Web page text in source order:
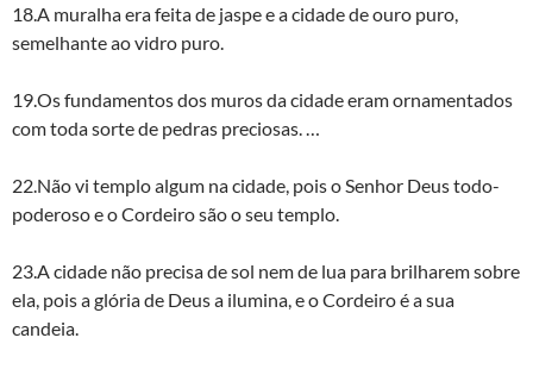
18.A muralha era feita de jaspe e a cidade de ouro puro,
semelhante ao vidro puro.
19.Os fundamentos dos muros da cidade eram ornamentados
com toda sorte de pedras preciosas. …
22.Não vi templo algum na cidade, pois o Senhor Deus todo-
poderoso e o Cordeiro são o seu templo.
23.A cidade não precisa de sol nem de lua para brilharem sobre
ela, pois a glória de Deus a ilumina, e o Cordeiro é a sua
candeia.